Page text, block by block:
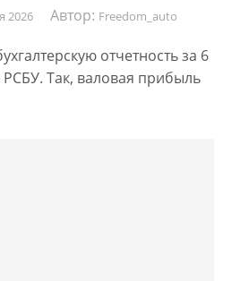
2026 Автор: Freedom_auto
отчетность за 6
Так, валовая прибыль